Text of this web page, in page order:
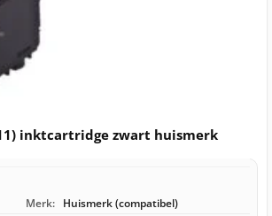
inktcartridge zwart huismerk
Merk: Huismerk (compatibel)